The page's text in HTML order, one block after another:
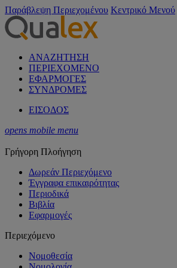
Παράβλεψη Περιεχομένου Κεντρικό Μενού
ΑΝΑΖΗΤΗΣΗ
ΠΕΡΙΕΧΟΜΕΝΟ
ΕΦΑΡΜΟΓΕΣ
ΣΥΝΔΡΟΜΕΣ
ΕΙΣΟΔΟΣ
opens mobile menu
Γρήγορη Πλοήγηση
Δωρεάν Περιεχόμενο
Έγγραφα επικαιρότητας
Περιοδικά
Βιβλία
Εφαρμογές
Περιεχόμενο
Νομοθεσία